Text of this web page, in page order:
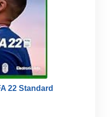
22 Standard